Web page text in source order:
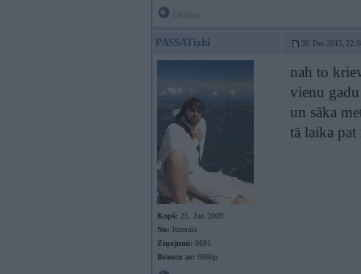
PASSATizhi 30. Dec 2015,
Kopš: 25. Jun 2009
No: Jūrmala
Ziņojumi: 8681
Braucu ar: 686hp
nah to
vienu
un sāka
tā laika